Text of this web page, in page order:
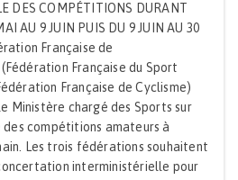
DES COMPÉTITIONS DURANT
AU 9 JUIN PUIS DU 9 JUIN AU 30
Française de
Française du Sport
Française de Cyclisme)
Ministère chargé des Sports sur
compétitions amateurs à
Les trois fédérations souhaitent
interministérielle pour